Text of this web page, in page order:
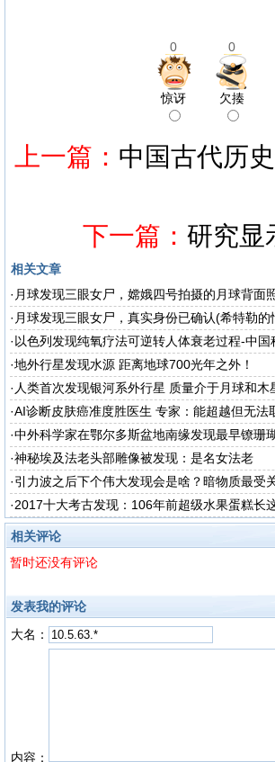
0 0
惊讶 欠揍
上一篇： 中国古代历
下一篇：研究显
相关文章
· 月球发现三眼女尸，嫦娥四号拍摄的月球背面
· 月球发现三眼女尸，真实身份已确认(希特勒的
· 以色列发现纯氧疗法可逆转人体衰老过程-中国
·地外行星发现水源 距离地球700光年之外！
· 人类首次发现银河系外行星 质量介于月球和木
·AI诊断皮肤癌准度胜医生 专家：能超越但无法
·中外科学家在鄂尔多斯盆地南缘发现最早镣珊
·神秘埃及法老头部雕像被发现：是名女法老
·引力波之后下个伟大发现会是啥？暗物质最受
·2017十大考古发现：106年前超级水果蛋糕长
相关评论
暂时还没有评论
发表我的评论
大名：
内容：